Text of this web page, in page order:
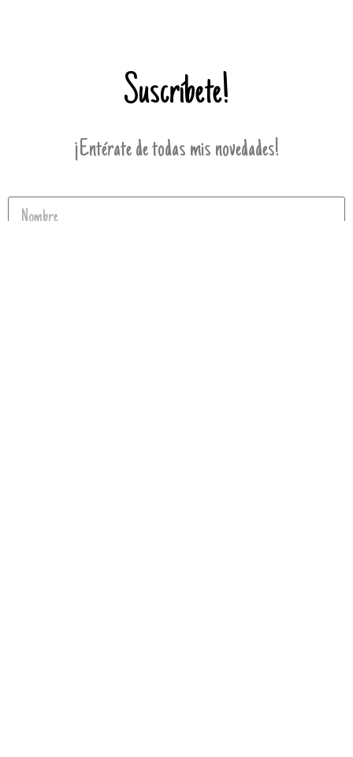
Suscríbete!
¡Entérate de todas mis novedades!